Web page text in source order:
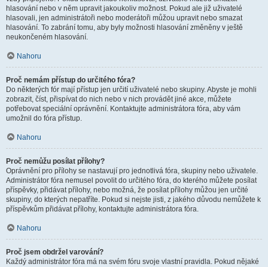
hlasování nebo v něm upravit jakoukoliv možnost. Pokud ale již uživatelé
hlasovali, jen administrátoři nebo moderátoři můžou upravit nebo smazat
hlasování. To zabrání tomu, aby byly možnosti hlasování změněny v ještě
neukončeném hlasování.
Nahoru
Proč nemám přístup do určitého fóra?
Do některých fór mají přístup jen určití uživatelé nebo skupiny. Abyste je mohli
zobrazit, číst, přispívat do nich nebo v nich provádět jiné akce, můžete
potřebovat speciální oprávnění. Kontaktujte administrátora fóra, aby vám
umožnil do fóra přístup.
Nahoru
Proč nemůžu posílat přílohy?
Oprávnění pro přílohy se nastavují pro jednotlivá fóra, skupiny nebo uživatele.
Administrátor fóra nemusel povolit do určitého fóra, do kterého můžete posílat
příspěvky, přidávat přílohy, nebo možná, že posílat přílohy můžou jen určité
skupiny, do kterých nepatříte. Pokud si nejste jisti, z jakého důvodu nemůžete k
příspěvkům přidávat přílohy, kontaktujte administrátora fóra.
Nahoru
Proč jsem obdržel varování?
Každý administrátor fóra má na svém fóru svoje vlastní pravidla. Pokud nějaké